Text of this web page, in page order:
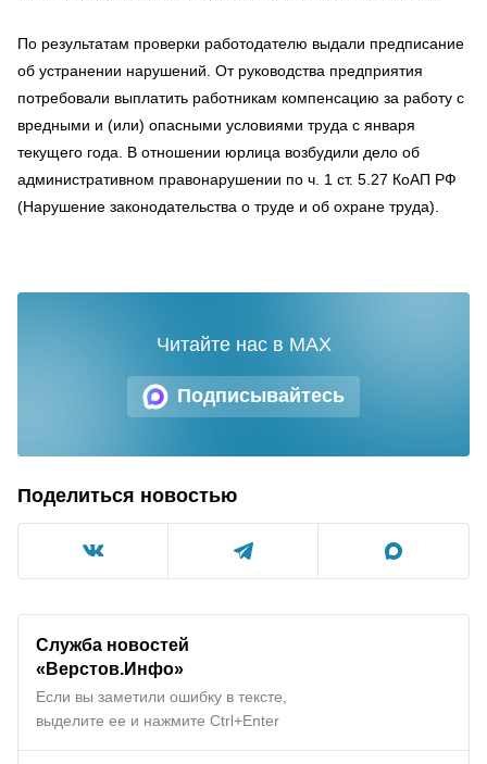
По результатам проверки работодателю выдали предписание
об устранении нарушений. От руководства предприятия
потребовали выплатить работникам компенсацию за работу с
вредными и (или) опасными условиями труда с января
текущего года. В отношении юрлица возбудили дело об
административном правонарушении по ч. 1 ст. 5.27 КоАП РФ
(Нарушение законодательства о труде и об охране труда).
Подписывайтесь
Читайте нас в MAX
Поделиться новостью
Служба новостей
«Верстов.Инфо»
Если вы заметили ошибку в тексте,
выделите ее и нажмите Ctrl+Enter